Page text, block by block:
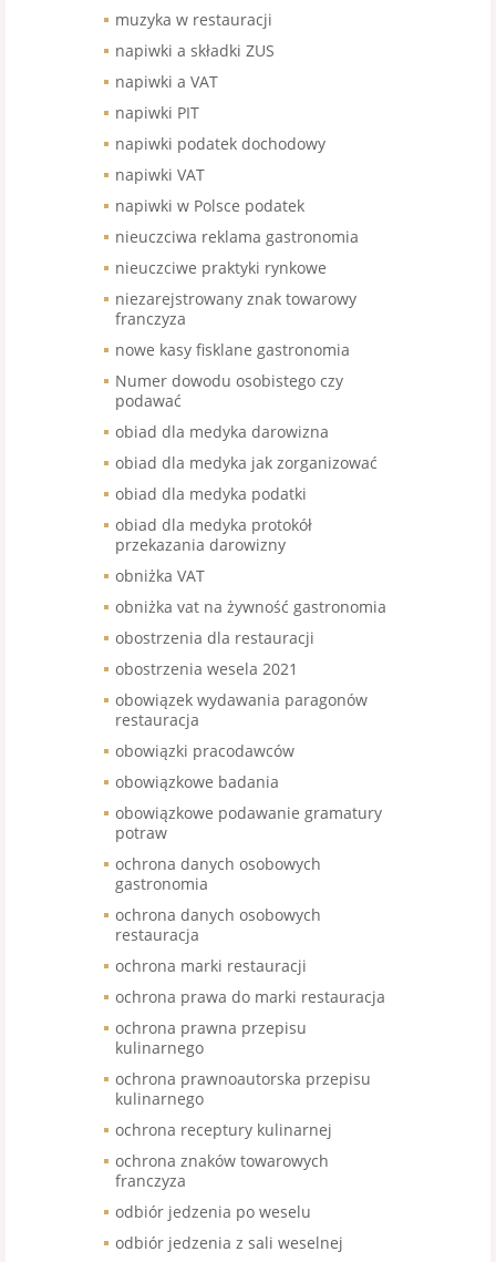
muzyka w restauracji
napiwki a składki ZUS
napiwki a VAT
napiwki PIT
napiwki podatek dochodowy
napiwki VAT
napiwki w Polsce podatek
nieuczciwa reklama gastronomia
nieuczciwe praktyki rynkowe
niezarejstrowany znak towarowy
franczyza
nowe kasy fisklane gastronomia
Numer dowodu osobistego czy
podawać
obiad dla medyka darowizna
obiad dla medyka jak zorganizować
obiad dla medyka podatki
obiad dla medyka protokół
przekazania darowizny
obniżka VAT
obniżka vat na żywność gastronomia
obostrzenia dla restauracji
obostrzenia wesela 2021
obowiązek wydawania paragonów
restauracja
obowiązki pracodawców
obowiązkowe badania
obowiązkowe podawanie gramatury
potraw
ochrona danych osobowych
gastronomia
ochrona danych osobowych
restauracja
ochrona marki restauracji
ochrona prawa do marki restauracja
ochrona prawna przepisu
kulinarnego
ochrona prawnoautorska przepisu
kulinarnego
ochrona receptury kulinarnej
ochrona znaków towarowych
franczyza
odbiór jedzenia po weselu
odbiór jedzenia z sali weselnej